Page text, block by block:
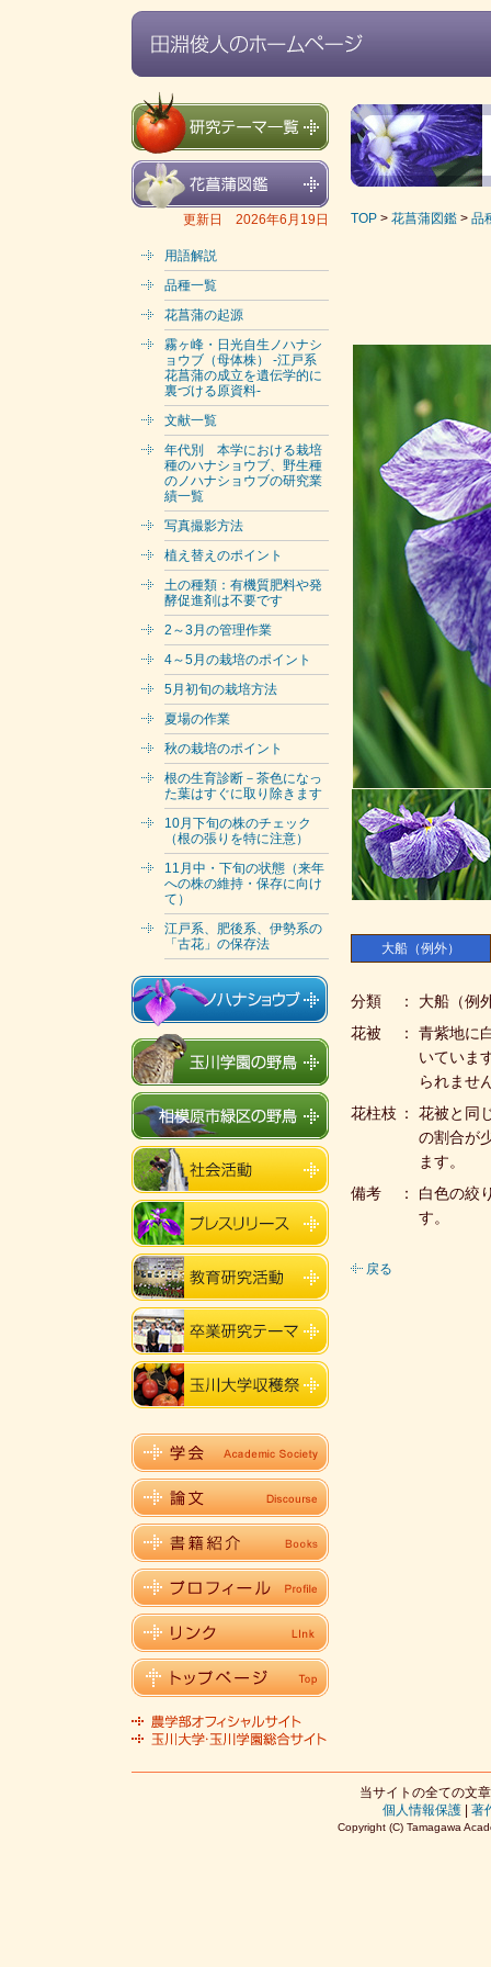
更新日 2026年6月19日
用語解説
品種一覧
花菖蒲の起源
霧ヶ峰・日光自生ノハナシ
ョウブ（母体株） -江戸系
花菖蒲の成立を遺伝学的に
裏づける原資料-
文献一覧
年代別 本学における栽培
種のハナショウブ、野生種
のノハナショウブの研究業
績一覧
写真撮影方法
植え替えのポイント
土の種類：有機質肥料や発
酵促進剤は不要です
2～3月の管理作業
4～5月の栽培のポイント
5月初旬の栽培方法
夏場の作業
秋の栽培のポイント
根の生育診断－茶色になっ
た葉はすぐに取り除きます
10月下旬の株のチェック
（根の張りを特に注意）
11月中・下旬の状態（来年
への株の維持・保存に向け
て）
江戸系、肥後系、伊勢系の
「古花」の保存法
TOP > 花菖蒲図鑑 > 品
大船（例外）
分類 ：
大船（例
花被
：
青紫地に
いていま
られませ
花柱枝 ：
花被と同
の割合が
ます。
備考
：
白色の絞
す。
戻る
当サイトの全ての文
個人情報保護
著
Copyright (C) Tamagawa